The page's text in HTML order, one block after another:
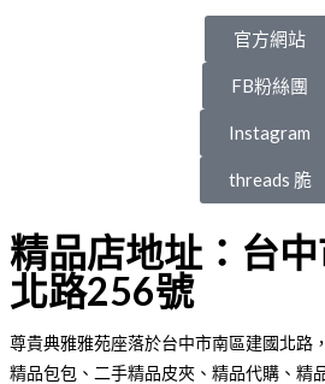
官方網站
FB粉絲團
Instagram
threads 脆
精品店地址：台
北路256號
尊貴典雅雅苑座落於台中市南區建國北路
精品包包、二手精品皮夾、精品代購、精